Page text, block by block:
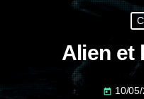
Alien et
today 10/